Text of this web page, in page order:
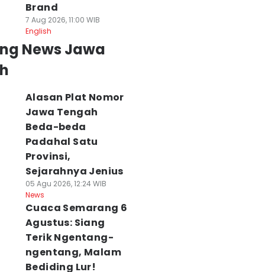
Brand
7 Aug 2026, 11:00 WIB
English
News Jawa
Alasan Plat Nomor
Jawa Tengah
Beda-beda
Padahal Satu
Provinsi,
Sejarahnya Jenius
05 Agu 2026, 12:24 WIB
News
Cuaca Semarang 6
Agustus: Siang
Terik Ngentang-
ngentang, Malam
Bediding Lur!